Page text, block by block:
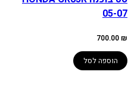
05-07
700.00₪
הוספה לסל